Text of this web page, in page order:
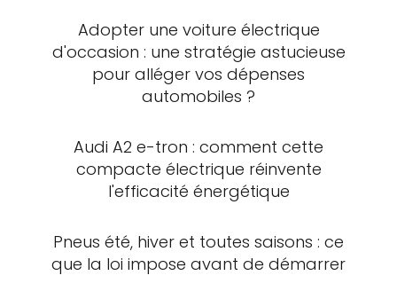
Adopter une voiture électrique
d'occasion : une stratégie astucieuse
pour alléger vos dépenses
automobiles ?
Audi A2 e-tron : comment cette
compacte électrique réinvente
l'efficacité énergétique
Pneus été, hiver et toutes saisons : ce
que la loi impose avant de démarrer